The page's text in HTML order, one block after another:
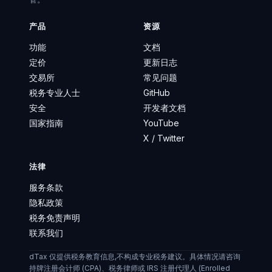
产品
功能
定价
交易所
税务专业人士
安全
国家指南
资源
文档
更新日志
常见问题
GitHub
开发者文档
YouTube
X / Twitter
法律
服务条款
隐私政策
税务免责声明
联系我们
dTax 仅提供税务教育信息,不构成专业税务建议。具体情况请咨询
持牌注册会计师 (CPA)、税务律师或 IRS 注册代理人 (Enrolled